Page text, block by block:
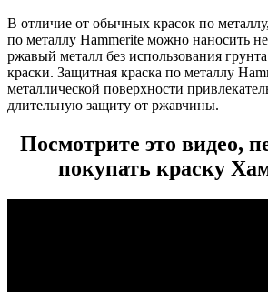
В отличие от обычных красок по
по металлу Hammerite можно наносить
ржавый металл без использования
краски. Защитная краска по металлу
металлической поверхности
длительную защиту от ржавчины.
Посмотрите это видео,
покупать краску